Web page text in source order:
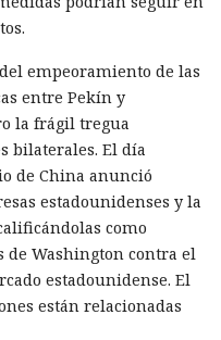
empeoramiento de las
entre Pekín y
la frágil tregua
bilaterales. El día
de China anunció
estadounidenses y la
como
de Washington contra el
estadounidense. El
están relacionadas